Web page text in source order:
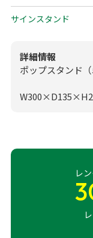
サインスタンド
詳細情報
ポップスタンド（
レ